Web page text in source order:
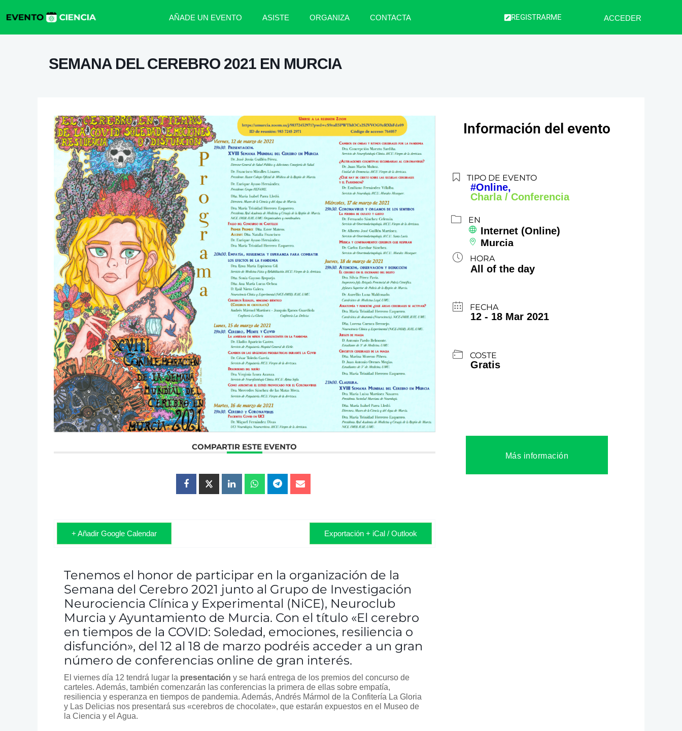
AÑADE UN EVENTO ASISTE ORGANIZA CONTACTA REGISTRARME ACCEDER
SEMANA DEL CEREBRO 2021 EN MURCIA
COMPARTIR ESTE EVENTO
+ Añadir Google Calendar Exportación + iCal / Outlook
Tenemos el honor de participar en la organización de la
Semana del Cerebro 2021 junto al Grupo de Investigación
Neurociencia Clínica y Experimental (NiCE), Neuroclub
Murcia y Ayuntamiento de Murcia. Con el título «El cerebro
en tiempos de la COVID: Soledad, emociones, resiliencia o
disfunción», del 12 al 18 de marzo podréis acceder a un gran
número de conferencias online de gran interés.
El viernes día 12 tendrá lugar la presentación y se hará entrega de los premios del concurso de
carteles. Además, también comenzarán las conferencias la primera de ellas sobre empatía,
resiliencia y esperanza en tiempos de pandemia. Además, Andrés Mármol de la Confitería La Gloria
y Las Delicias nos presentará sus «cerebros de chocolate», que estarán expuestos en el Museo de
la Ciencia y el Agua.
Información del evento
TIPO DE EVENTO
#Online,
Charla / Conferencia
EN
Internet (Online)
Murcia
HORA
All of the day
FECHA
12 - 18 Mar 2021
COSTE
Gratis
Más información